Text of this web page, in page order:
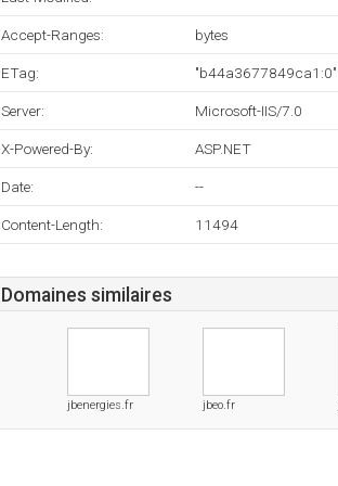
Accept-Ranges: bytes
ETag: "b44a3677849ca1:0"
Server: Microsoft-IIS/7.0
X-Powered-By: ASP.NET
Date: --
Content-Length: 11494
Domaines similaires
jbenergies.fr jbeo.fr